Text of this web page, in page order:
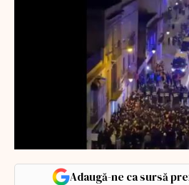
Adaugă-ne ca sursă